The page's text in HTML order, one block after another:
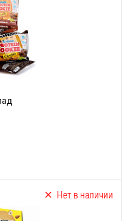
Нет в наличии